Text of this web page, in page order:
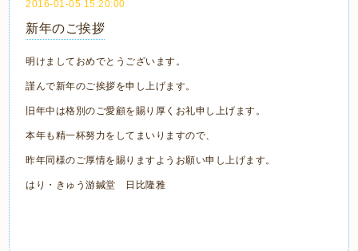
2016-01-05 15:20:00
新年のご挨拶
明けましておめでとうございます。
謹んで新年のご挨拶を申し上げます。
旧年中は格別のご愛顧を賜り厚くお礼申し上げます。
本年も精一杯努力をしてまいりますので、
昨年同様のご厚情を賜りますようお願い申し上げます。
はり・きゅう游鍼堂 日比隆雅